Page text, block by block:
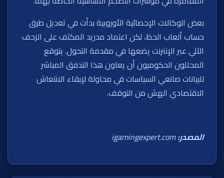
بعض الوكالات الإحصائية الأوروبية بدأت في تعديل طرق
حساب ألعاب الحظ، لكن اعتماد مدريد المكثف على الزحف
الآلي عبر الإنترنت يضعها في مقدمة التحول. يتوقع
المحللون الحكوميون أن يعاون هذا التدفق المباشر
للبيانات صانعي السياسات في محاولة لإبقاء الانتعاش
الاقتصادي الهش من التوقف.
المصدر:igamingexpert.com